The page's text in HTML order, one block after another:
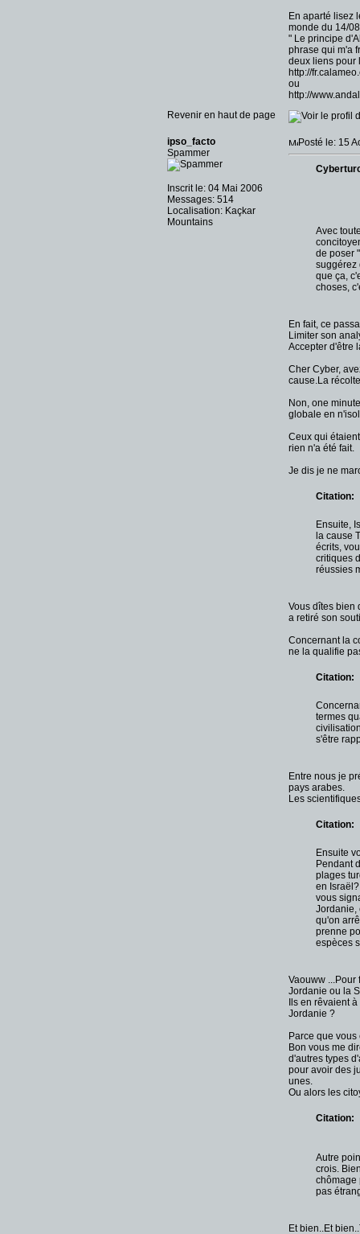
En aparté lisez
monde du 14/08
" Le principe
phrase qui m'a
deux liens pour
http://
ou
http://
Revenir en haut de page
ipso_facto
Spammer
Inscrit le: 04 Mai 2006
Messages: 514
Localisation: Kaçkar
Mountains
Posté le: 15
Avec
de poser
suggérez
que ça,
choses,
En fait, ce
Limiter son
Accepter d'être
Cher Cyber,
cause.La
Non, one
globale en
Ceux qui
rien n'a été fait.
Je dis je ne
Citation:
Ensuite,
la cause
écrits,
critiques
réussies
Vous dîtes bien
a retiré son
Concernant la
ne la qualifie
Citation:
termes
s'être
Entre nous je
pays arabes.
Les
Citation:
Ensuite
Pendant
plages
en
vous
Jordanie,
qu'on
prenne
espèces
Vaouww
Jordanie ou la
Ils en rêvaient
Jordanie ?
Parce que
Bon vous me
d'autres types
pour avoir des
unes.
Ou alors les
Citation:
Autre
crois.
chômage
pas
Et bien..Et